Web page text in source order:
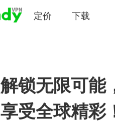
定价 下载
解锁无限可能
享受全球精彩